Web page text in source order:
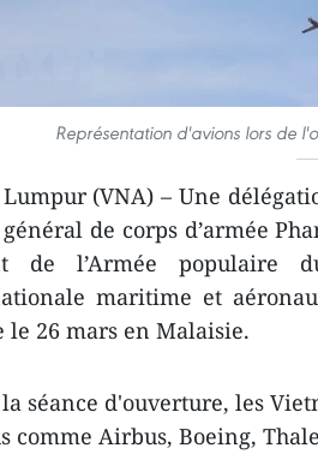
Représentation d'avions lors de
(VNA) – Une
de corps d’armée
de l’Armée populaire
maritime et
le 26 mars en Malaisie.
séance d'ouverture, les
comme Airbus, Boeing,